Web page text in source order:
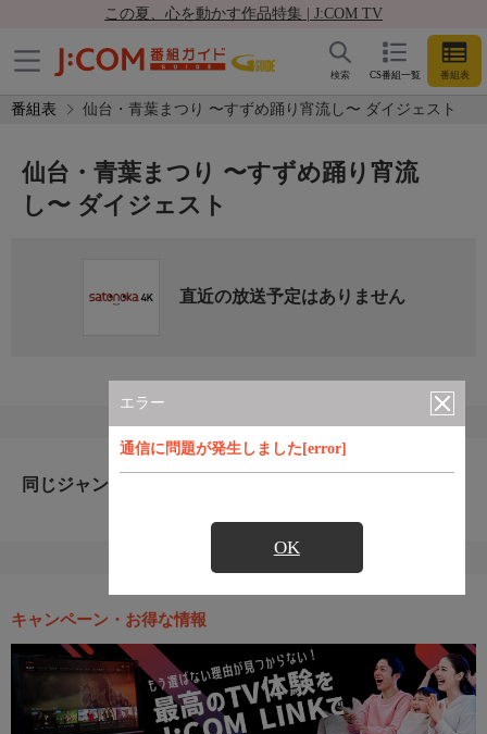
この夏、心を動かす作品特集 | J:COM TV
CS番組一覧 番組表
検索
番組表 仙台・青葉まつり 〜すずめ踊り宵流し〜 ダイジェスト
エラー
通信に問題が発生しました[error]
OK
仙台・青葉まつり 〜すずめ踊り宵流
し〜 ダイジェスト
直近の放送予定はありません
同じジャンルのおすすめ番組
キャンペーン・お得な情報